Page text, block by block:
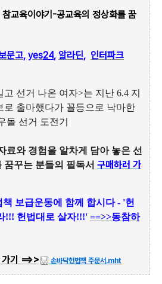
교육이야기-공교육의 정상화를 꿈
문고, yes24, 알라딘, 인터파크
고 선거 나온 여자>는 지난 6.4 지
로 출마했다가 꼴등으로 낙마한
돌 선거 도전기
료와 경험을 알차게 담아 놓은 선
꿈꾸는 분들의 필독서 구매하러 가
책 보급운동에 함께 합시다 - '헌
!!! 헌법대로 살자!!!' ==>>동참하
기 ==>> 손바닥헌법책 주문서.mht